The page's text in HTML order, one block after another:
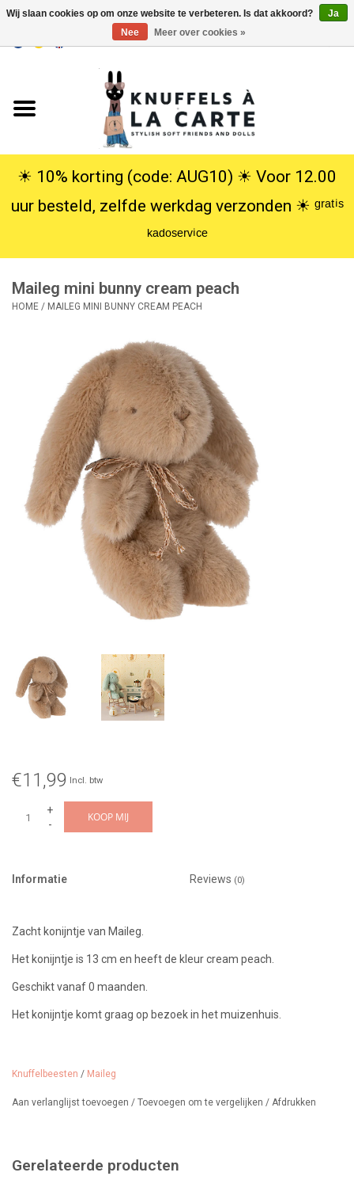
USD
Knuffels
Poppen
SALE
Cadeauservice
Lookbooks
Merken
☀︎ 10% korting (code: AUG10) ☀︎ Voor 12.00
uur besteld, zelfde werkdag verzonden ☀︎ ᵍʳᵃᵗⁱˢ
ᵏᵃᵈᵒˢᵉʳᵛⁱᶜᵉ
Maileg mini bunny cream peach
HOME / MAILEG MINI BUNNY CREAM PEACH
€11,99 Incl. btw
+
-
KOOP MIJ
Informatie Reviews (0)
Zacht konijntje van Maileg.
Het konijntje is 13 cm en heeft de kleur cream peach.
Geschikt vanaf 0 maanden.
Het konijntje komt graag op bezoek in het muizenhuis.
Knuffelbeesten / Maileg
Aan verlanglijst toevoegen / Toevoegen om te vergelijken / Afdrukken
Gerelateerde producten
Wij slaan cookies op om onze website te verbeteren. Is dat akkoord?
Ja
Nee
Meer over cookies »